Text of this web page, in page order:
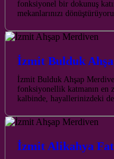
fonksiyonel bir dokunuş
mekanlarınızı
İzmit Bulduk
İzmit Bulduk Ahşap
fonksiyonellik katmanın en
kalbinde, hayallerinizdeki
İzmit Alikahya